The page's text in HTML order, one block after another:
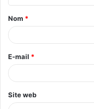
t
a
e
*
Nom *
E-mail *
Site web